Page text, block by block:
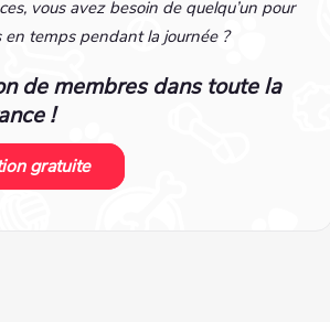
vous avez besoin de quelqu’un pour
temps pendant la journée ?
de membres dans toute la
!
gratuite